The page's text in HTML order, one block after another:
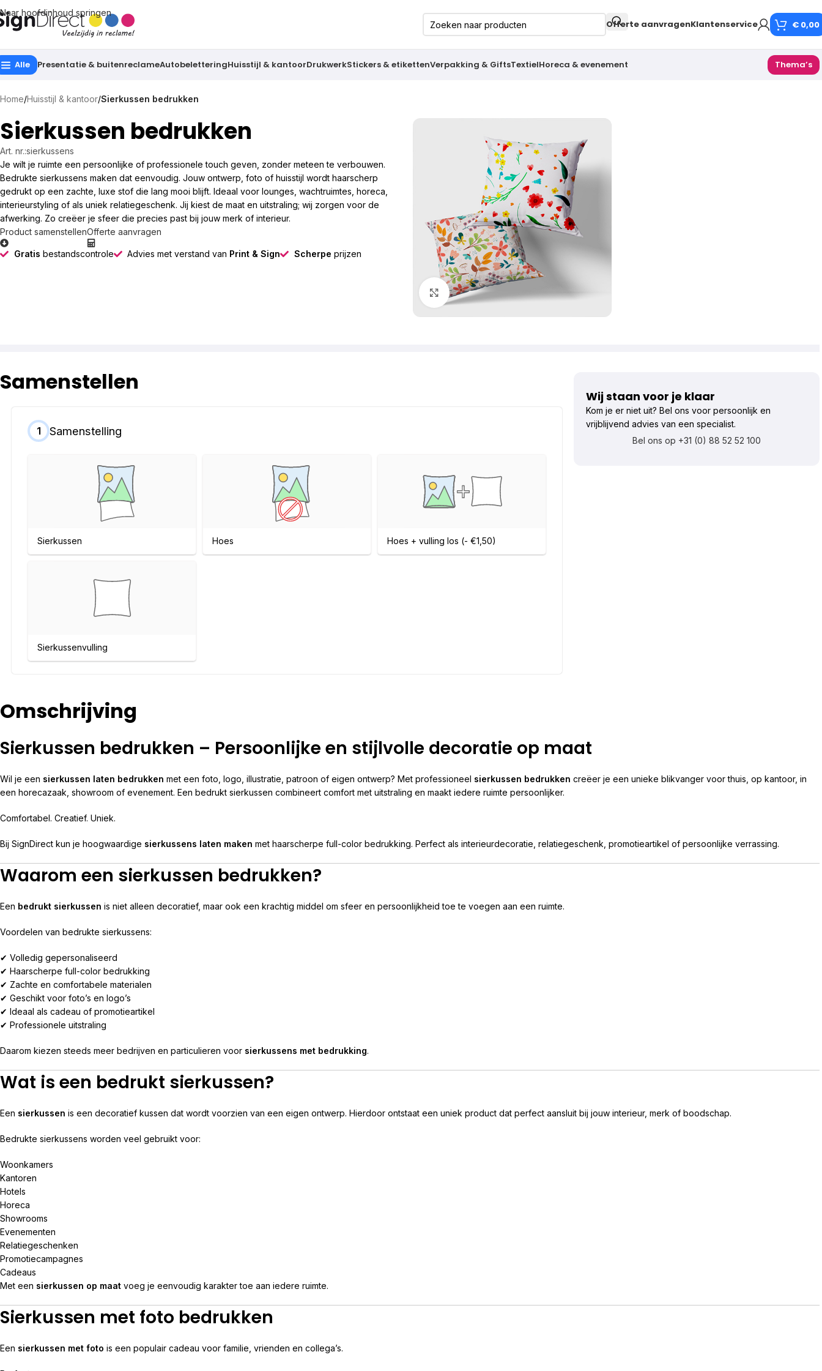
Naar hoofdinhoud springen
Offerte aanvragenKlantenservice € 0,00
Alle Presentatie & buitenreclameAutobeletteringHuisstijl & kantoorDrukwerkStickers & etikettenVerpakking & GiftsTextielHoreca & evenement Thema’s
Home/Huisstijl & kantoor/Sierkussen bedrukken
Sierkussen bedrukken
Art. nr.:sierkussens
Je wilt je ruimte een persoonlijke of professionele touch geven, zonder meteen te verbouwen.
Bedrukte sierkussens maken dat eenvoudig. Jouw ontwerp, foto of huisstijl wordt haarscherp
gedrukt op een zachte, luxe stof die lang mooi blijft. Ideaal voor lounges, wachtruimtes, horeca,
interieurstyling of als uniek relatiegeschenk. Jij kiest de maat en uitstraling; wij zorgen voor de
afwerking. Zo creëer je sfeer die precies past bij jouw merk of interieur.
Product samenstellenOfferte aanvragen
Gratis bestandscontrole Advies met verstand van Print & Sign Scherpe prijzen
Klik om te vergroten
Samenstellen
1 Samenstelling
Sierkussen Hoes Hoes + vulling los (- €1,50)
Sierkussenvulling
Wij staan voor je klaar
Kom je er niet uit? Bel ons voor persoonlijk en
vrijblijvend advies van een specialist.
Bel ons op +31 (0) 88 52 52 100
Omschrijving
Sierkussen bedrukken – Persoonlijke en stijlvolle decoratie op maat
Wil je een sierkussen laten bedrukken met een foto, logo, illustratie, patroon of eigen ontwerp? Met professioneel sierkussen bedrukken creëer je een unieke blikvanger voor thuis, op kantoor, in
een horecazaak, showroom of evenement. Een bedrukt sierkussen combineert comfort met uitstraling en maakt iedere ruimte persoonlijker.
Comfortabel. Creatief. Uniek.
Bij SignDirect kun je hoogwaardige sierkussens laten maken met haarscherpe full-color bedrukking. Perfect als interieurdecoratie, relatiegeschenk, promotieartikel of persoonlijke verrassing.
Waarom een sierkussen bedrukken?
Een bedrukt sierkussen is niet alleen decoratief, maar ook een krachtig middel om sfeer en persoonlijkheid toe te voegen aan een ruimte.
Voordelen van bedrukte sierkussens:
✔ Volledig gepersonaliseerd
✔ Haarscherpe full-color bedrukking
✔ Zachte en comfortabele materialen
✔ Geschikt voor foto’s en logo’s
✔ Ideaal als cadeau of promotieartikel
✔ Professionele uitstraling
Daarom kiezen steeds meer bedrijven en particulieren voor sierkussens met bedrukking.
Wat is een bedrukt sierkussen?
Een sierkussen is een decoratief kussen dat wordt voorzien van een eigen ontwerp. Hierdoor ontstaat een uniek product dat perfect aansluit bij jouw interieur, merk of boodschap.
Bedrukte sierkussens worden veel gebruikt voor:
Woonkamers
Kantoren
Hotels
Horeca
Showrooms
Evenementen
Relatiegeschenken
Promotiecampagnes
Cadeaus
Met een sierkussen op maat voeg je eenvoudig karakter toe aan iedere ruimte.
Sierkussen met foto bedrukken
Een sierkussen met foto is een populair cadeau voor familie, vrienden en collega’s.